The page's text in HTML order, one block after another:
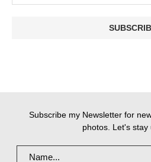
Subscribe my Newsletter for
photos. Let's stay